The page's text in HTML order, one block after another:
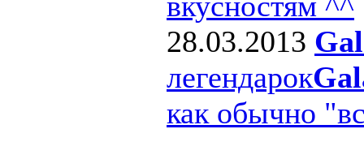
28.03.2013
легендарок
как обычно